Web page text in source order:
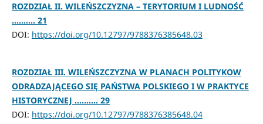
ROZDZIAŁ II. WILEŃSZCZYZNA – TERYTORIUM I LUDNOŚĆ
.......... 21
DOI: https://doi.org/10.12797/9788376385648.03
ROZDZIAŁ III. WILEŃSZCZYZNA W PLANACH POLITYKOW
ODRADZAJĄCEGO SIĘ PAŃSTWA POLSKIEGO I W PRAKTYCE
HISTORYCZNEJ .......... 29
DOI: https://doi.org/10.12797/9788376385648.04